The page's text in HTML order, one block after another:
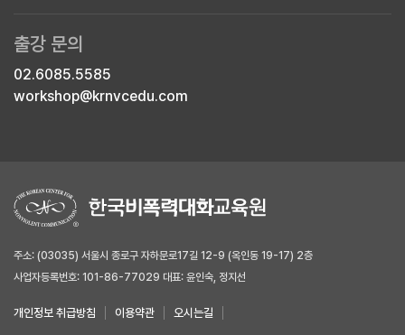
출강 문의
02.6085.5585
workshop@krnvcedu.com
주소: (03035) 서울시 종로구 자하문로17길 12-9 (옥인동 19-17) 2층
사업자등록번호: 101-86-77029 대표: 윤인숙, 정지선
개인정보 취급방침 이용약관 오시는길